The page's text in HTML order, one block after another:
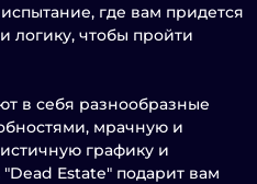
где вам придется
логику, чтобы пройти
в себя разнообразные
мрачную и
графику и
Estate" подарит вам